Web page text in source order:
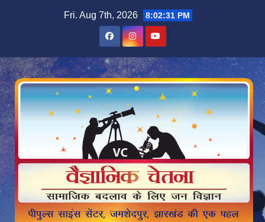
Fri. Aug 7th, 2026 8:02:31 PM